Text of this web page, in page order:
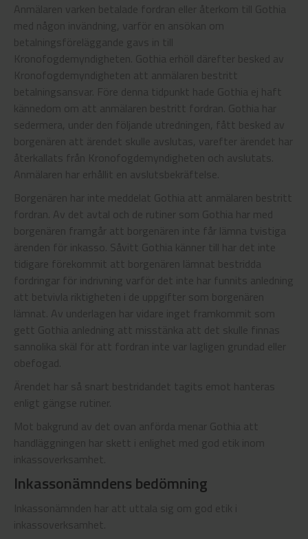
Anmälaren varken betalade fordran eller återkom till Gothia
med någon invändning, varför en ansökan om
betalningsföreläggande gavs in till
Kronofogdemyndigheten. Gothia erhöll därefter besked av
Kronofogdemyndigheten att anmälaren bestritt
betalningsansvar. Före denna tidpunkt hade Gothia ej haft
kännedom om att anmälaren bestritt fordran. Gothia har
sedermera, under den följande utredningen, fått besked av
borgenären att ärendet skulle avslutas, varefter ärendet har
återkallats från Kronofogdemyndigheten och avslutats.
Anmälaren har erhållit en avslutsbekräftelse.
Borgenären har inte meddelat Gothia att anmälaren bestritt
fordran. Av det avtal och de rutiner som Gothia har med
borgenären framgår att borgenären inte får lämna tvistiga
ärenden för inkasso. Såvitt Gothia känner till har det inte
tidigare förekommit att borgenären lämnat bestridda
fordringar för indrivning varför det inte har funnits anledning
att betvivla riktigheten i de uppgifter som borgenären
lämnat. Av underlagen har vidare inget framkommit som
gett Gothia anledning att misstänka att det skulle finnas
sannolika skäl för att fordran inte var lagligen grundad eller
obefogad.
Ärendet har så snart bestridandet tagits emot hanteras
enligt gängse rutiner.
Mot bakgrund av det ovan anförda menar Gothia att
handläggningen har skett i enlighet med god etik inom
inkassoverksamhet.
Inkassonämndens bedömning
Inkassonämnden har att uttala sig om god etik i
inkassoverksamhet.